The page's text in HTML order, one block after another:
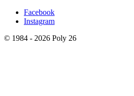
Facebook
Instagram
© 1984 - 2026 Poly 26